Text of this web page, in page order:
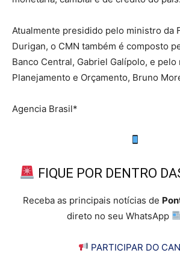
Atualmente presidido pelo ministro da
Durigan, o CMN também é composto
Banco Central, Gabriel Galípolo, e
Planejamento e Orçamento, Bruno
Agencia Brasil*
FIQUE POR DENTRO
Receba as principais notícias de
direto no seu WhatsApp
PARTICIPAR DO